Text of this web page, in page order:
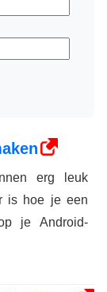
erg leuk
is hoe je een
je Android-